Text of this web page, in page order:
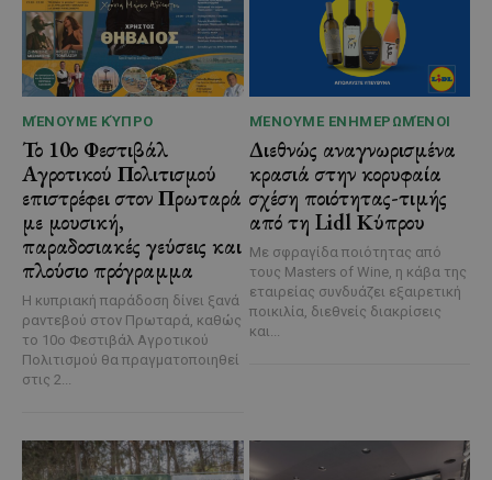
ΜΈΝΟΥΜΕ ΚΎΠΡΟ
Το 10ο Φεστιβάλ
Αγροτικού Πολιτισμού
επιστρέφει στον Πρωταρά
με μουσική,
παραδοσιακές γεύσεις και
πλούσιο πρόγραμμα
Η κυπριακή παράδοση δίνει ξανά
ραντεβού στον Πρωταρά, καθώς
το 10ο Φεστιβάλ Αγροτικού
Πολιτισμού θα πραγματοποιηθεί
στις 2...
ΜΈΝΟΥΜΕ ΕΝΗΜΕΡΩΜΈΝΟΙ
Διεθνώς αναγνωρισμένα
κρασιά στην κορυφαία
σχέση ποιότητας-τιμής
από τη Lidl Κύπρου
Με σφραγίδα ποιότητας από
τους Masters of Wine, η κάβα της
εταιρείας συνδυάζει εξαιρετική
ποικιλία, διεθνείς διακρίσεις
και...